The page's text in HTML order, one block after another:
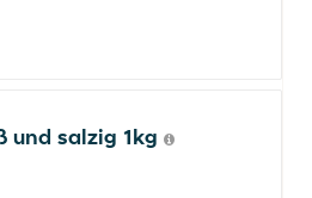
und salzig 1kg